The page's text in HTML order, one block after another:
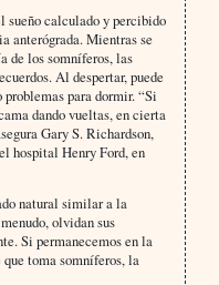
sueño calculado y percibido
anterógrada. Mientras se
de los somníferos, las
Al despertar, puede
para dormir. “Si
dando vueltas, en cierta
Gary S. Richardson,
hospital Henry Ford, en
natural similar a la
olvidan sus
Si permanecemos en la
toma somníferos, la